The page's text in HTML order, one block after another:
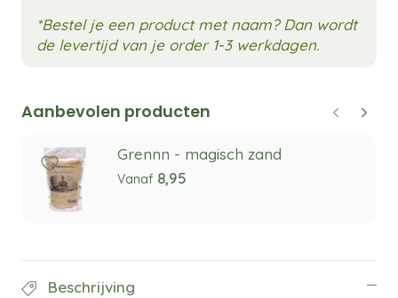
*Bestel je een product met naam? Dan wordt
de levertijd van je order 1-3 werkdagen.
Aanbevolen producten
Grennn - magisch zand
Vanaf 8,95
Beschrijving